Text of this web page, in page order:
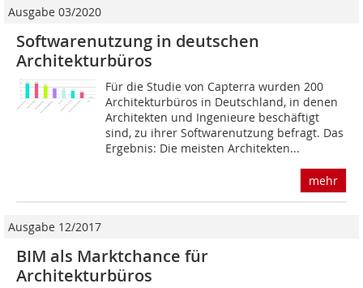
Ausgabe 03/2020
Softwarenutzung in deutschen
Architekturbüros
Für die Studie von Capterra wurden 200
Architekturbüros in Deutschland, in denen
Architekten und Ingenieure beschäftigt
sind, zu ihrer Softwarenutzung befragt. Das
Ergebnis: Die meisten Architekten...
mehr
Ausgabe 12/2017
BIM als Marktchance für
Architekturbüros